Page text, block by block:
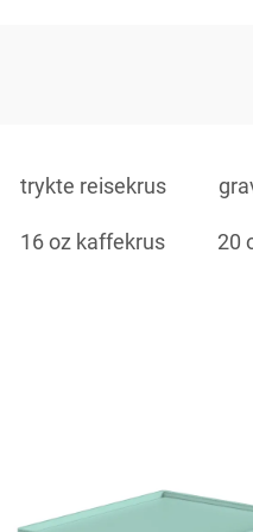
trykte reisekrus
16 oz kaffekrus 20